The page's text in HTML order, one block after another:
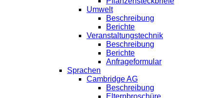
Umwelt
Beschreibung
Berichte
Veranstaltungstechnik
Beschreibung
Berichte
Anfrageformular
Sprachen
Cambridge AG
Beschreibung
Elternbroschüre